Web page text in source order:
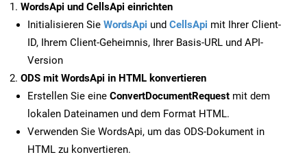
WordsApi und CellsApi einrichten
Initialisieren Sie WordsApi und CellsApi mit Ihrer Client-
ID, Ihrem Client-Geheimnis, Ihrer Basis-URL und API-
Version
ODS mit WordsApi in HTML konvertieren
Erstellen Sie eine ConvertDocumentRequest mit dem
lokalen Dateinamen und dem Format HTML.
Verwenden Sie WordsApi, um das ODS-Dokument in
HTML zu konvertieren.